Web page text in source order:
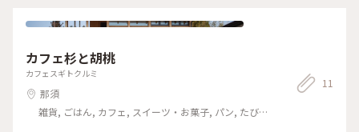
カフェ杉と胡桃
カフェスギトクルミ
那須
雑貨, ごはん, カフェ, スイーツ・お菓子, パン, たびレ
11